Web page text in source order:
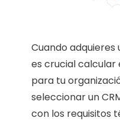
Cuando
es crucial calcular
para tu
seleccionar un
con los requisitos